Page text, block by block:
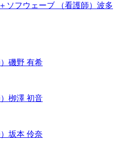
ソフウェーブ （看護師）波多
磯野 有希
栁澤 初音
坂本 伶奈